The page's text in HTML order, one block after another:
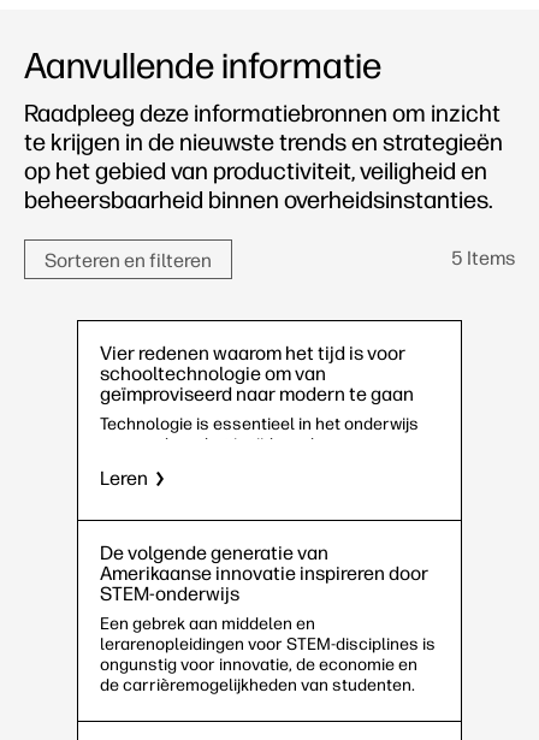
Aanvullende informatie
Raadpleeg deze informatiebronnen om inzicht
te krijgen in de nieuwste trends en strategieën
op het gebied van productiviteit, veiligheid en
beheersbaarheid binnen overheidsinstanties.
Sorteren en filteren 5 Items
Vier redenen waarom het tijd is voor
schooltechnologie om van
geïmproviseerd naar modern te gaan
Technologie is essentieel in het onderwijs
van vandaag; het is tijd om de sprong naar
snellere prestaties tot sterkere
groot verschil maken bij gemengd leren.
Leren
De volgende generatie van
Amerikaanse innovatie inspireren door
STEM-onderwijs
Een gebrek aan middelen en
lerarenopleidingen voor STEM-disciplines is
ongunstig voor innovatie, de economie en
de carrièremogelijkheden van studenten.